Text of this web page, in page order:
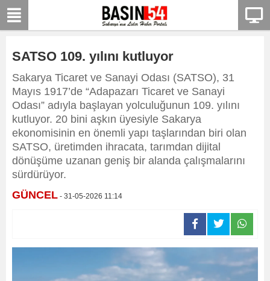
SATSO 109. yılını kutluyor
Sakarya Ticaret ve Sanayi Odası (SATSO), 31
Mayıs 1917’de “Adapazarı Ticaret ve Sanayi
Odası” adıyla başlayan yolculuğunun 109. yılını
kutluyor. 20 bini aşkın üyesiyle Sakarya
ekonomisinin en önemli yapı taşlarından biri olan
SATSO, üretimden ihracata, tarımdan dijital
dönüşüme uzanan geniş bir alanda çalışmalarını
sürdürüyor.
GÜNCEL - 31-05-2026 11:14